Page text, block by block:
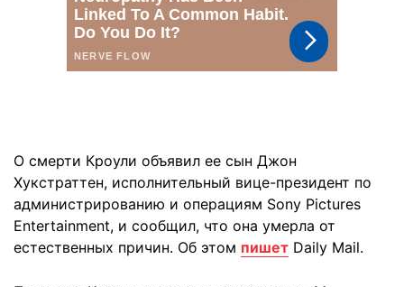
О смерти Кроули объявил ее сын Джон
Хукстраттен, исполнительный вице-президент по
администрированию и операциям Sony Pictures
Entertainment, и сообщил, что она умерла от
естественных причин. Об этом пишет Daily Mail.